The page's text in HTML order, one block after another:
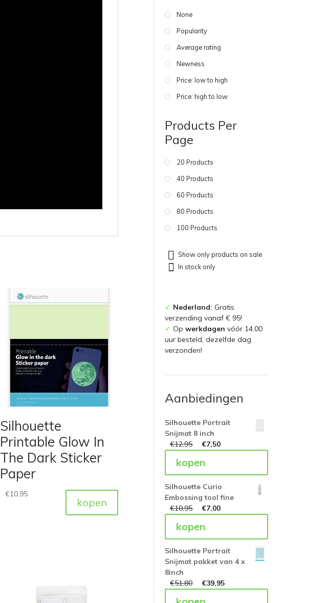
Silhouette
Printable Glow In
The Dark Sticker
Paper
€10,95
kopen
None
Popularity
Average rating
Newness
Price: low to high
Price: high to low
Products Per
Page
20 Products
40 Products
60 Products
80 Products
100 Products
Show only products on sale
In stock only
✓ Nederland:Gratis
verzending vanaf € 95!
✓ Opwerkdagen vóór 14.00
uur besteld, dezelfde dag
verzonden!
Aanbiedingen
Silhouette Portrait
Snijmat 8 inch
€12,95 €7,50
kopen
Silhouette Curio
Embossing tool fine
€10,95 €7,00
kopen
Silhouette Portrait
Snijmat pakket van 4 x
8inch
€51,80 €39,95